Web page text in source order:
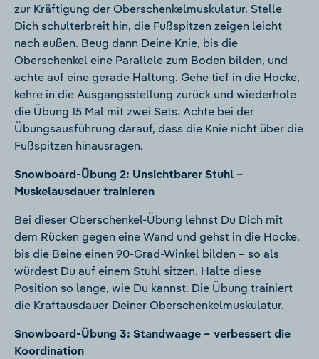
zur Kräftigung der Oberschenkelmuskulatur. Stelle
Dich schulterbreit hin, die Fußspitzen zeigen leicht
nach außen. Beug dann Deine Knie, bis die
Oberschenkel eine Parallele zum Boden bilden, und
achte auf eine gerade Haltung. Gehe tief in die Hocke,
kehre in die Ausgangsstellung zurück und wiederhole
die Übung 15 Mal mit zwei Sets. Achte bei der
Übungsausführung darauf, dass die Knie nicht über die
Fußspitzen hinausragen.
Snowboard-Übung 2: Unsichtbarer Stuhl –
Muskelausdauer trainieren
Bei dieser Oberschenkel-Übung lehnst Du Dich mit
dem Rücken gegen eine Wand und gehst in die Hocke,
bis die Beine einen 90-Grad-Winkel bilden – so als
würdest Du auf einem Stuhl sitzen. Halte diese
Position so lange, wie Du kannst. Die Übung trainiert
die Kraftausdauer Deiner Oberschenkelmuskulatur.
Snowboard-Übung 3: Standwaage – verbessert die
Koordination